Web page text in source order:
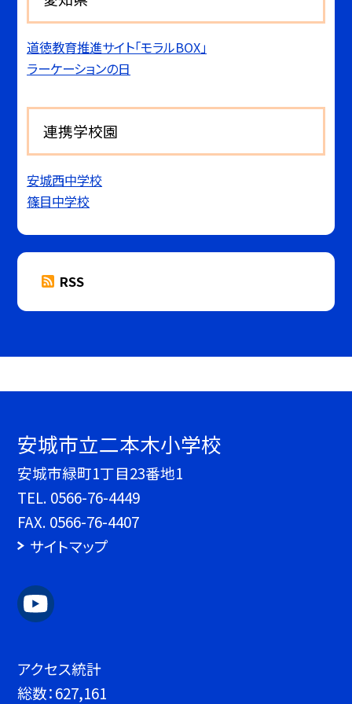
道徳教育推進サイト「モラルBOX」
ラーケーションの日
連携学校園
安城西中学校
篠目中学校
RSS
安城市立二本木小学校
安城市緑町1丁目23番地1
TEL. 0566-76-4449
FAX. 0566-76-4407
サイトマップ
アクセス統計
総数：627,161